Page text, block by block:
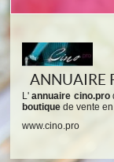
ANNUAIRE
L'annuaire cino.pro
boutique de vente en
www.cino.pro